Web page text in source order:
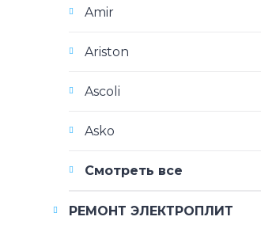
Amir
Ariston
Ascoli
Asko
Смотреть все
РЕМОНТ ЭЛЕКТРОПЛИТ